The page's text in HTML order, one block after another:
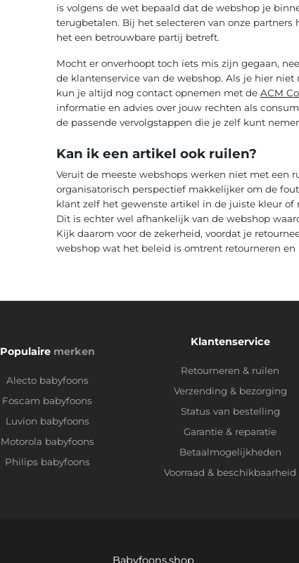
is volgens de wet bepaald dat de webshop je
terugbetalen. Bij het selecteren van onze
het een betrouwbare partij betreft.
Mocht er onverhoopt toch iets mis zijn gegaan,
de klantenservice van de webshop. Als je hier
kun je altijd nog contact opnemen met de ACM
informatie en advies over jouw rechten als
de passende vervolgstappen die je zelf kunt
Kan ik een artikel ook ruilen?
Veruit de meeste webshops werken niet met een
organisatorisch perspectief makkelijker om de
klant zelf het gewenste artikel in de juiste kleur of
Dit is echter wel afhankelijk van de webshop
Kijk daarom voor de zekerheid, voordat je
webshop wat het beleid is omtrent retourneren en
Populaire merken
Alecto babyfoons
Foscam babyfoons
Luvion babyfoons
Motorola babyfoons
Philips babyfoons
Klantenservice
Retourneren & ruilen
Verzending & bezorging
Status van bestelling
Garantie & reparatie
Betaalmogelijkheden
Voorraad & beschikbaarheid
Babyfoons.shop